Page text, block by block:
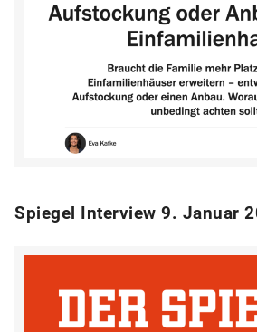
Spiegel Interview 9. Januar